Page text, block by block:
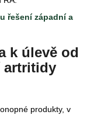
řešení západní a
k úlevě od
artritidy
produkty, v